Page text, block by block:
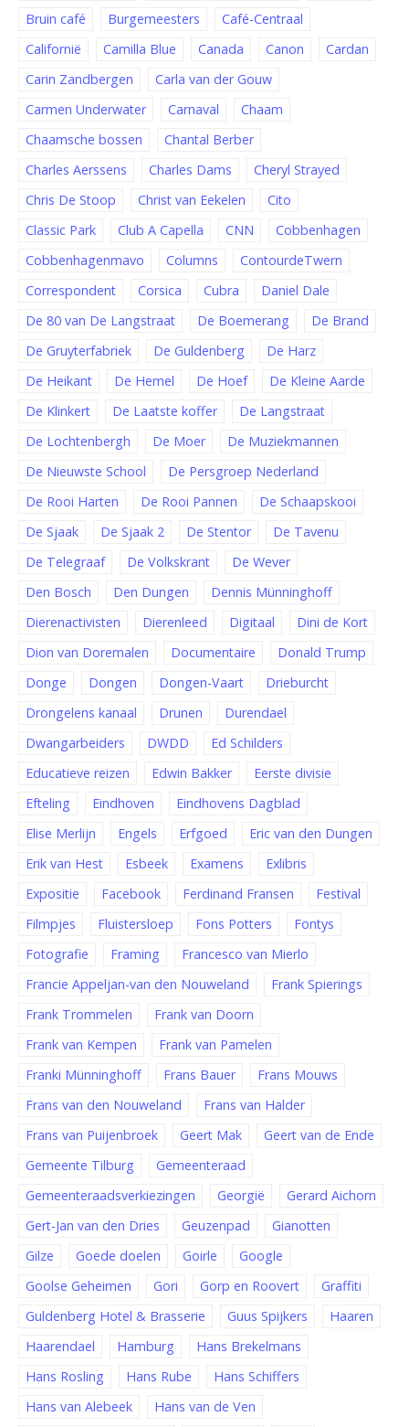
Bruin café
Burgemeesters
Café-Centraal
Californië
Camilla Blue Canada Canon
Cardan
Carin Zandbergen
Carla van der Gouw
Carmen Underwater
Carnaval
Chaam
Chaamsche bossen
Chantal Berber
Charles Aerssens
Charles Dams
Cheryl Strayed
Chris De Stoop
Christ van Eekelen
Cito
Classic Park
Club A Capella CNN
Cobbenhagen
Cobbenhagenmavo
Columns
ContourdeTwern
Correspondent
Corsica Cubra
Daniel Dale
De 80 van De Langstraat
De Boemerang
De Brand
De Gruyterfabriek
De Guldenberg
De Harz
De Heikant
De Hemel De Hoef
De Kleine Aarde
De Klinkert
De Laatste koffer
De Langstraat
De Lochtenbergh
De Moer
De Muziekmannen
De Nieuwste School
De Persgroep Nederland
De Rooi Harten
De Rooi Pannen
De Schaapskooi
De Sjaak
De Sjaak 2 De Stentor
De Tavenu
De Telegraaf
De Volkskrant
De Wever
Den Bosch
Den Dungen
Dennis Münninghoff
Dierenactivisten
Dierenleed Digitaal
Dini de Kort
Dion van Doremalen
Documentaire
Donald Trump
Donge
Dongen Dongen-Vaart
Drieburcht
Drongelens kanaal
Drunen
Durendael
Dwangarbeiders
DWDD
Ed Schilders
Educatieve reizen
Edwin Bakker
Eerste divisie
Efteling
Eindhoven
Eindhovens Dagblad
Elise Merlijn
Engels Erfgoed
Eric van den Dungen
Erik van Hest
Esbeek Examens
Exlibris
Expositie
Facebook Ferdinand Fransen
Festival
Filmpjes
Fluistersloep Fons Potters
Fontys
Fotografie
Framing
Francesco van Mierlo
Francie Appeljan-van den Nouweland
Frank Spierings
Frank Trommelen
Frank van Doorn
Frank van Kempen
Frank van Pamelen
Franki Münninghoff
Frans Bauer
Frans Mouws
Frans van den Nouweland
Frans van Halder
Frans van Puijenbroek
Geert Mak
Geert van de Ende
Gemeente Tilburg
Gemeenteraad
Gemeenteraadsverkiezingen
Georgië
Gerard Aichorn
Gert-Jan van den Dries
Geuzenpad
Gianotten
Gilze
Goede doelen Goirle
Google
Goolse Geheimen
Gori Gorp en Roovert
Graffiti
Guldenberg Hotel & Brasserie
Guus Spijkers
Haaren
Haarendael
Hamburg
Hans Brekelmans
Hans Rosling
Hans Rube
Hans Schiffers
Hans van Alebeek
Hans van de Ven